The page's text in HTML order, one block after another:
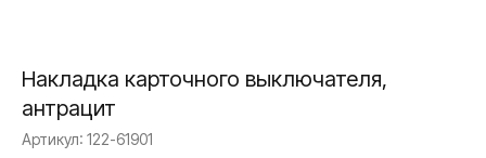
Накладка карточного выключателя,
антрацит
Артикул: 122-61901